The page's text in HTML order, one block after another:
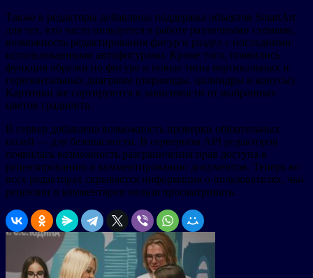
Также в редакторы добавлены поддержка объектов SmartArt
для тех, кто часто пользуется в работе различными схемами,
возможность редактирования фигур и раздел с последними
использованными автофигурами. Кроме того, появились
функция обрезки по фигуре и новые типы вертикальных и
горизонтальных диаграмм (пирамиды, цилиндры и конусы).
Картинки же сортируются в зависимости от выбранных
цветов градиента.
В сервер добавлена возможность проверки обязательных
полей — для безопасности. В серверном API редакторов
появилась возможность разграничения прав доступа к
рецензированию и комментированию документов. Теперь во
всех редакторах скрывается информация о пользователях, чьи
рецензии и комментарии нельзя просматривать.